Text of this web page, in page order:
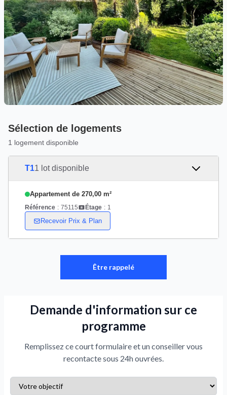
Sélection de logements
1 logement disponible
T11 lot disponible
Appartement de 270,00 m²
Référence : 75115 Étage : 1
Recevoir Prix & Plan
Être rappelé
Demande d'information sur ce
programme
Remplissez ce court formulaire et un conseiller vous
recontacte sous 24h ouvrées.